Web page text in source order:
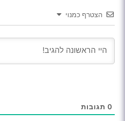
הצטרף כמנוי
0 תגובות